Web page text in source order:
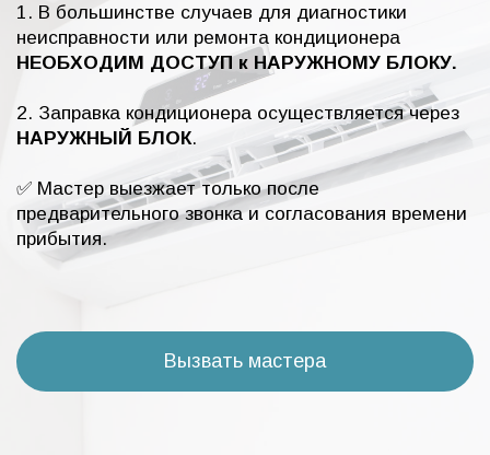
1. В большинстве случаев для диагностики
неисправности или ремонта кондиционера
НЕОБХОДИМ ДОСТУП к НАРУЖНОМУ БЛОКУ.
2. Заправка кондиционера осуществляется через
НАРУЖНЫЙ БЛОК.
✅ Мастер выезжает только после
предварительного звонка и согласования времени
прибытия.
Вызвать мастера